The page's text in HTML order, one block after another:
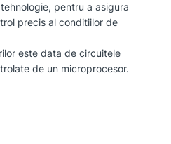
pentru a asigura
precis al conditiilor de
este data de circuitele
de un microprocesor.